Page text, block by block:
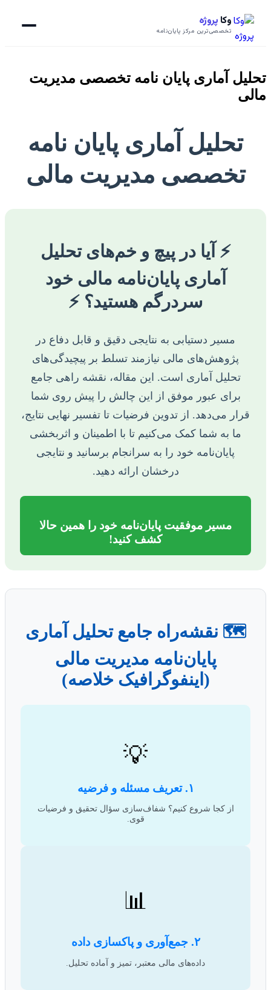
وکا پروژه
تخصصی‌ترین مرکز پایان‌نامه
تحلیل آماری پایان نامه تخصصی مدیریت
مالی
تحلیل آماری پایان نامه
تخصصی مدیریت مالی
⚡️ آیا در پیچ و خم‌های تحلیل
آماری پایان‌نامه مالی خود
سردرگم هستید؟ ⚡️
مسیر دستیابی به نتایجی دقیق و قابل دفاع در
پژوهش‌های مالی نیازمند تسلط بر پیچیدگی‌های
تحلیل آماری است. این مقاله، نقشه راهی جامع
برای عبور موفق از این چالش را پیش روی شما
قرار می‌دهد. از تدوین فرضیات تا تفسیر نهایی نتایج،
ما به شما کمک می‌کنیم تا با اطمینان و اثربخشی
پایان‌نامه خود را به سرانجام برسانید و نتایجی
درخشان ارائه دهید.
مسیر موفقیت پایان‌نامه خود را همین حالا
کشف کنید!
🗺️ نقشه‌راه جامع تحلیل آماری
پایان‌نامه مدیریت مالی
(اینفوگرافیک خلاصه)
💡
۱. تعریف مسئله و فرضیه
از کجا شروع کنیم؟ شفاف‌سازی سؤال تحقیق و فرضیات
قوی.
📊
۲. جمع‌آوری و پاکسازی داده
داده‌های مالی معتبر، تمیز و آماده تحلیل.